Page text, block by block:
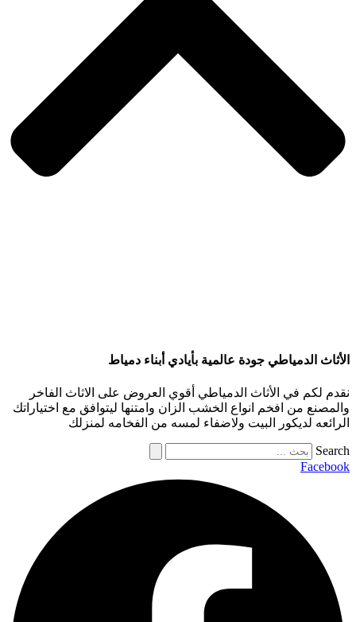
الأثاث الدمياطي جودة عالمية بأيادي أبناء دمياط
نقدم لكم في الأثاث الدمياطي أقوي العروض على الاثاث الفاخر
والمصنع من افخم انواع الخشب الزان وامتنها ليتوافق مع اختياراتك
الرائعه لديكور البيت ولاضفاء لمسه من الفخامه لمنزلك
Search
Facebook